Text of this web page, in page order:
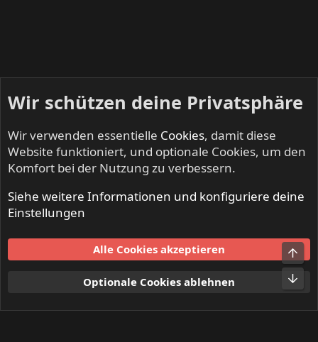
DEAF FOREVER - Alles zum Magazin
Nutzungsbedingungen
Datenschutz
S
Wir schützen deine Privatsphäre
Wir verwenden essentielle Cookies, damit diese
Website funktioniert, und optionale Cookies, um den
Komfort bei der Nutzung zu verbessern.
Siehe weitere Informationen und konfiguriere deine
Einstellungen
Alle Cookies akzeptieren
Optionale Cookies ablehnen